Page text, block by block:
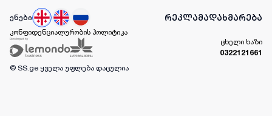
ენები რეკლამადახმარება
კონფიდენციალურობის პოლიტიკა
ცხელი ხაზი
0322121661
© SS.ge ყველა უფლება დაცულია